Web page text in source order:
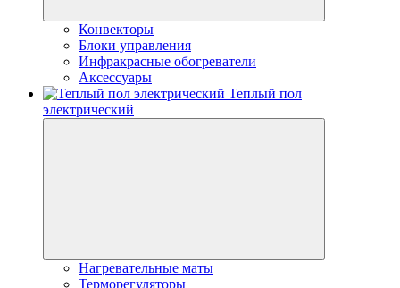
Конвекторы
Блоки управления
Инфракрасные обогреватели
Аксессуары
Теплый пол
электрический
Нагревательные маты
Терморегуляторы